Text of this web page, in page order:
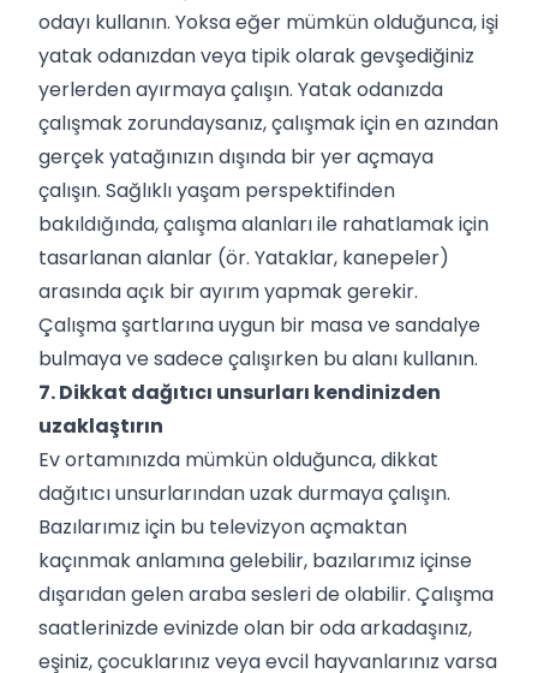
odayı kullanın. Yoksa eğer mümkün olduğunca, işi
yatak odanızdan veya tipik olarak gevşediğiniz
yerlerden ayırmaya çalışın. Yatak odanızda
çalışmak zorundaysanız, çalışmak için en azından
gerçek yatağınızın dışında bir yer açmaya
çalışın. Sağlıklı yaşam perspektifinden
bakıldığında, çalışma alanları ile rahatlamak için
tasarlanan alanlar (ör. Yataklar, kanepeler)
arasında açık bir ayırım yapmak gerekir.
Çalışma şartlarına uygun bir masa ve sandalye
bulmaya ve sadece çalışırken bu alanı kullanın.
7. Dikkat dağıtıcı unsurları kendinizden
uzaklaştırın
Ev ortamınızda mümkün olduğunca, dikkat
dağıtıcı unsurlarından uzak durmaya çalışın.
Bazılarımız için bu televizyon açmaktan
kaçınmak anlamına gelebilir, bazılarımız içinse
dışarıdan gelen araba sesleri de olabilir. Çalışma
saatlerinizde evinizde olan bir oda arkadaşınız,
eşiniz, çocuklarınız veya evcil hayvanlarınız varsa